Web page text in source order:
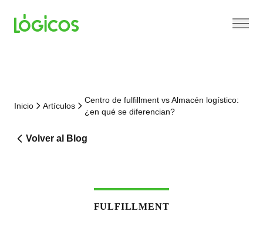
Inicio Artículos
Centro de fulfillment vs Almacén logístico:
¿en qué se diferencian?
Volver al Blog
FULFILLMENT